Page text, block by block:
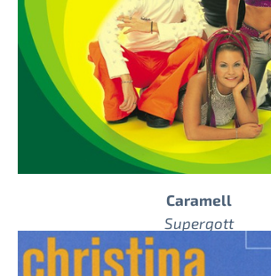
Caramell
Supergott